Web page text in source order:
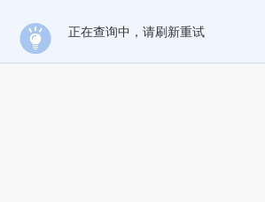
正在查询中，请刷新重试